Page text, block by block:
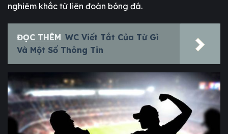
nghiêm khắc từ liên đoàn bóng đá.
ĐỌC THÊM WC Viết Tắt Của Từ Gì
Và Một Số Thông Tin